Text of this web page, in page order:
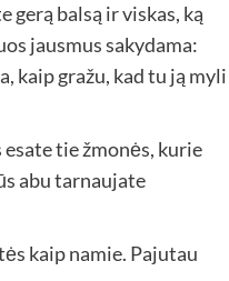
balsą ir viskas, ką
jausmus sakydama:
kaip gražu, kad tu ją myli
tie žmonės, kurie
abu tarnaujate
kaip namie. Pajutau